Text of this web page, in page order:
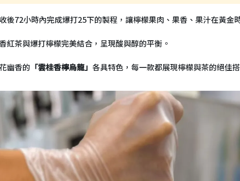
後72小時內完成爆打25下的製程，讓檸檬果肉、果香、果汁在黃金
紅茶與爆打檸檬完美結合，呈現酸與醇的平衡。
幽香的 「雲桂香檸烏龍」 各具特色，每一款都展現檸檬與茶的絕佳